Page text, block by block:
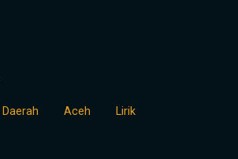
Daerah Aceh Lirik